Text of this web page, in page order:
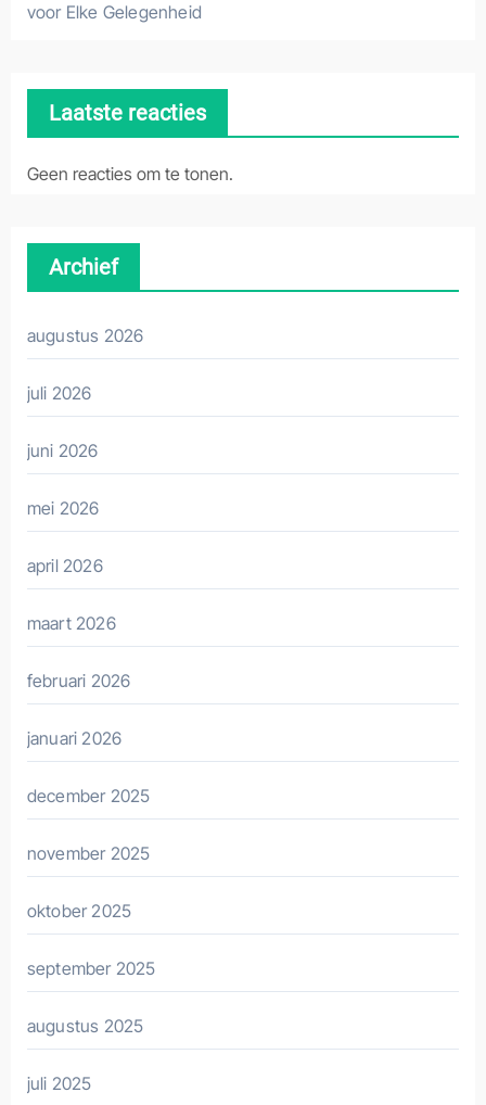
voor Elke Gelegenheid
Laatste reacties
Geen reacties om te tonen.
Archief
augustus 2026
juli 2026
juni 2026
mei 2026
april 2026
maart 2026
februari 2026
januari 2026
december 2025
november 2025
oktober 2025
september 2025
augustus 2025
juli 2025